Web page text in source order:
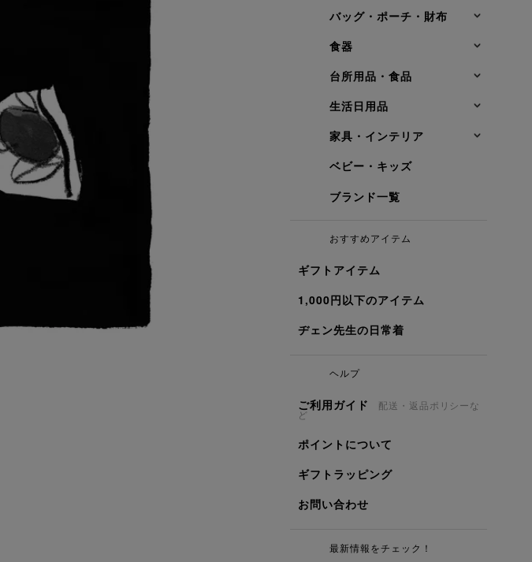
バッグ・ポーチ・財布
食器
台所用品・食品
生活日用品
家具・インテリア
ベビー・キッズ
ブランド一覧
おすすめアイテム
ギフトアイテム
1,000円以下のアイテム
ヂェン先生の日常着
ヘルプ
ご利用ガイド 配送・返品ポリシーな
ど
ポイントについて
ギフトラッピング
お問い合わせ
最新情報をチェック！